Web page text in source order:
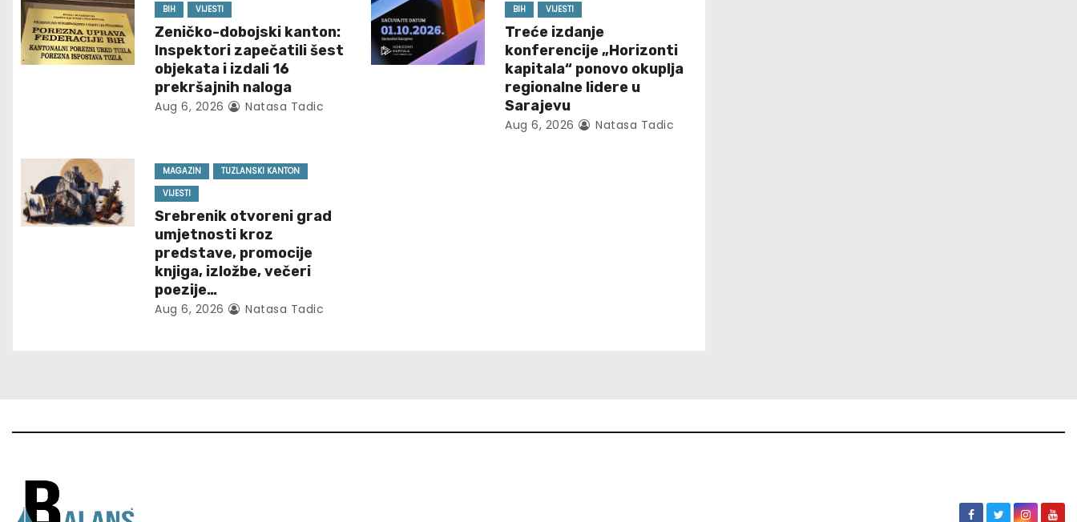
n
a
g
a
t
BIH VIJESTI
Zeničko-dobojski kanton:
Inspektori zapečatili šest
objekata i izdali 16
prekršajnih naloga
Aug 6, 2026 Natasa Tadic
BIH VIJESTI
Treće izdanje
konferencije „Horizonti
kapitala“ ponovo okuplja
regionalne lidere u
Sarajevu
Aug 6, 2026 Natasa Tadic
MAGAZIN
TUZLANSKI KANTON
VIJESTI
Srebrenik otvoreni grad
umjetnosti kroz
predstave, promocije
knjiga, izložbe, večeri
poezije…
Aug 6, 2026 Natasa Tadic